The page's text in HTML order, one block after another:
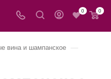
0 0
вина и шампанское —